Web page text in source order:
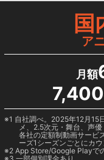
国
ア
月額
7,400
1 自社調べ。2025年12月15
メ、2.5次元・舞台、声
各社の定額制動画サービ
ーズ1シーズンごとにカウ
2 App Store/Google Playで